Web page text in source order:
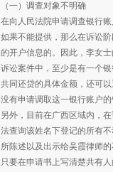
（一）调查对象不明确
在向人民法院申请调查银行
如果不能提供，那么在诉讼
的开户信息的。因此，李女
诉讼案件中，至少是有一个
共同还贷的具体金额，还可
没有申请调取这一银行账户
另外，目前在广西区域内，
法查询该姓名下登记的所有
所陈述以及出示给吴霞律师
只要在申请书上写清楚共有